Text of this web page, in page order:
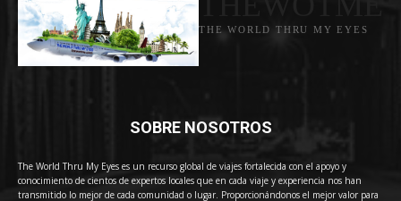
THE WORLD THRU MY EYES
SOBRE NOSOTROS
The World Thru My Eyes es un recurso global de viajes fortalecida con el apoyo y
conocimiento de cientos de expertos locales que en cada viaje y experiencia nos han
transmitido lo mejor de cada comunidad o lugar. Proporcionándonos el mejor valor para